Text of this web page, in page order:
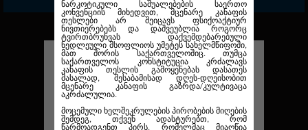
ნარკოტიკული საშუალებების საერთო
კონვენციის მიხედვით, მცენარე კანაფის
თესლები არ შეიცავს ფსიქოაქტიურ
ნივთიერებებს და დაშვეუბლია როგორც
ტვირთბრუნვას დაქვემდებარებული
ნედლეული მსოფლიოს უმეტეს სახელმწიფოში,
მათ შორის საქართველოშიც. თუმცა
საქართველოს კონსტიტუცია კრძალავს
კანაფის თესლის გამოყენებას დასათეს
მასალად, შესაბამისად დღეს-დღეისობით
მცენარე კანაფის გაზრდა/კულტივაცა
აკრძალულია.
მოცემული ხელშეკრულების პირობების მიღების
შემდეგ, თქვენ ადასტურებთ, რომ
წარმოადგენთ პირს, რომელმაც მიაღწია